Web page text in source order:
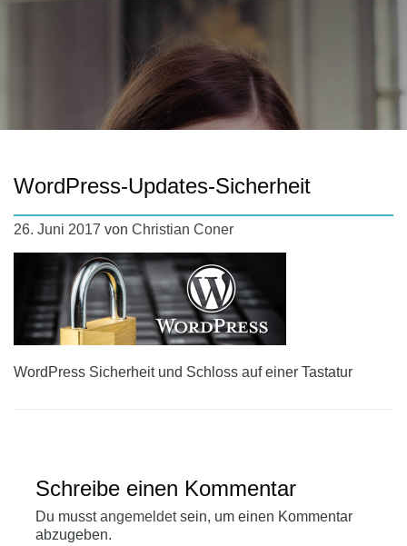
WordPress-Updates-Sicherheit
26. Juni 2017 von Christian Coner
WordPress Sicherheit und Schloss auf einer Tastatur
Schreibe einen Kommentar
Du musstangemeldetsein, um einen Kommentar
abzugeben.